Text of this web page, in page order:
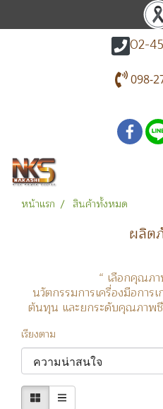
02-
098-
หน้าแรก สินค้าทั้งหมด
ผลิ
“ เลือกคุณภา
นวัตกรรมการเครื่องมือกา
ต้นทุน และยกระดับคุณภาพชี
เรียงตาม